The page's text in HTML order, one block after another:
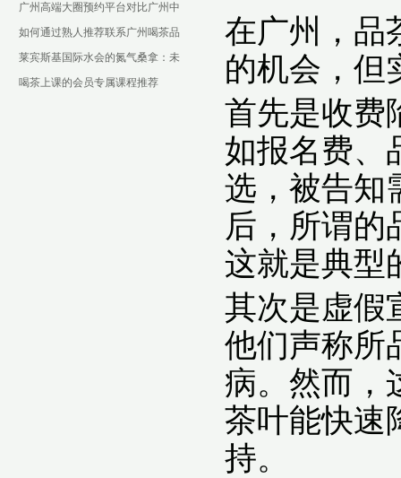
在广州，品
的机会，但
首先是收费
如报名费、
选，被告知
后，所谓的
这就是典型
其次是虚假
他们声称所
病。然而，
茶叶能快速
持。
待现状调查
广州高端大圈预约平台对比广州中
高端喝茶微信VX：平台使用技巧
如何通过熟人推荐联系广州喝茶品
茶带工作室？
莱宾斯基国际水会的氮气桑拿：未
来感十足的减压体验_184
喝茶上课的会员专属课程推荐